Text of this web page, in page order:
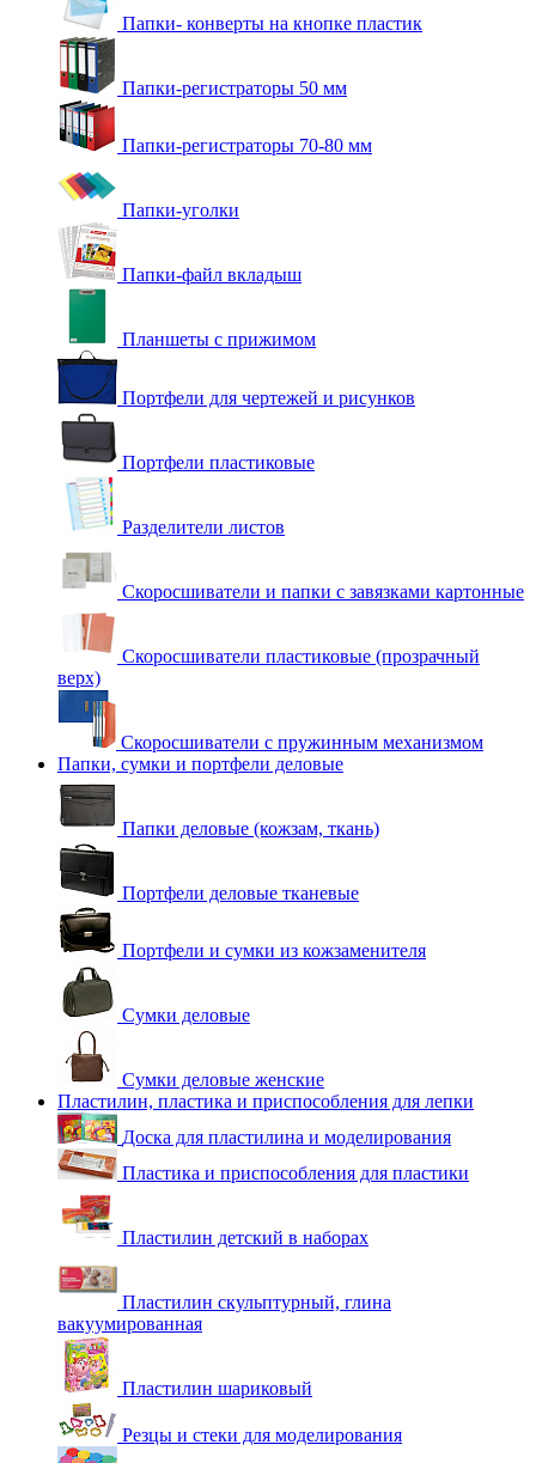
Папки- конверты на кнопке пластик
Папки-регистраторы 50 мм
Папки-регистраторы 70-80 мм
Папки-уголки
Папки-файл вкладыш
Планшеты с прижимом
Портфели для чертежей и рисунков
Портфели пластиковые
Разделители листов
Скоросшиватели и папки с завязками картонные
Скоросшиватели пластиковые (прозрачный
верх)
Скоросшиватели с пружинным механизмом
Папки, сумки и портфели деловые
Папки деловые (кожзам, ткань)
Портфели деловые тканевые
Портфели и сумки из кожзаменителя
Сумки деловые
Сумки деловые женские
Пластилин, пластика и приспособления для лепки
Доска для пластилина и моделирования
Пластика и приспособления для пластики
Пластилин детский в наборах
Пластилин скульптурный, глина
вакуумированная
Пластилин шариковый
Резцы и стеки для моделирования